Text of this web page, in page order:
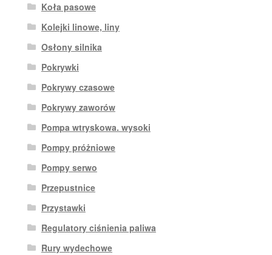
Koła pasowe
Kolejki linowe, liny
Osłony silnika
Pokrywki
Pokrywy czasowe
Pokrywy zaworów
Pompa wtryskowa. wysoki
Pompy próżniowe
Pompy serwo
Przepustnice
Przystawki
Regulatory ciśnienia paliwa
Rury wydechowe